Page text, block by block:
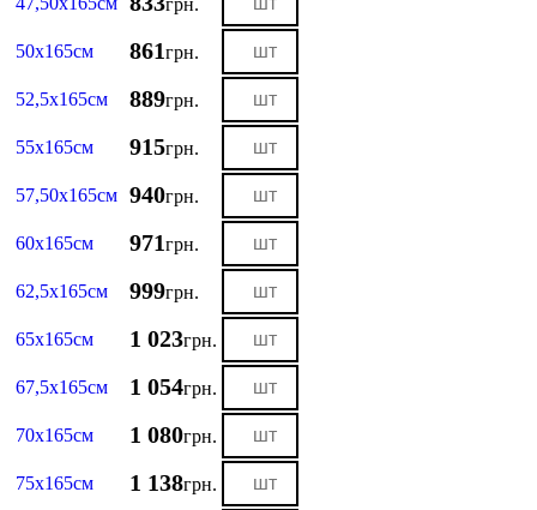
грн.
50х165см 861грн.
52,5х165см 889грн.
55х165см 915грн.
57,50х165см 940грн.
60х165см 971грн.
62,5х165см 999грн.
65х165см 1 023грн.
67,5х165см 1 054грн.
70х165см 1 080грн.
75х165см 1 138грн.